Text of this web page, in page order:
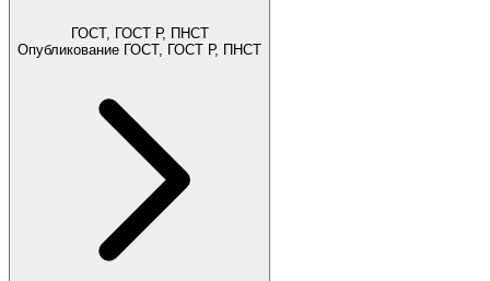
ГОСТ, ГОСТ Р, ПНСТ
Опубликование ГОСТ, ГОСТ Р, ПНСТ